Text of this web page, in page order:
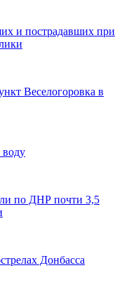
и пострадавших при
Веселогоровка в
по ДНР почти 3,5
Донбасса